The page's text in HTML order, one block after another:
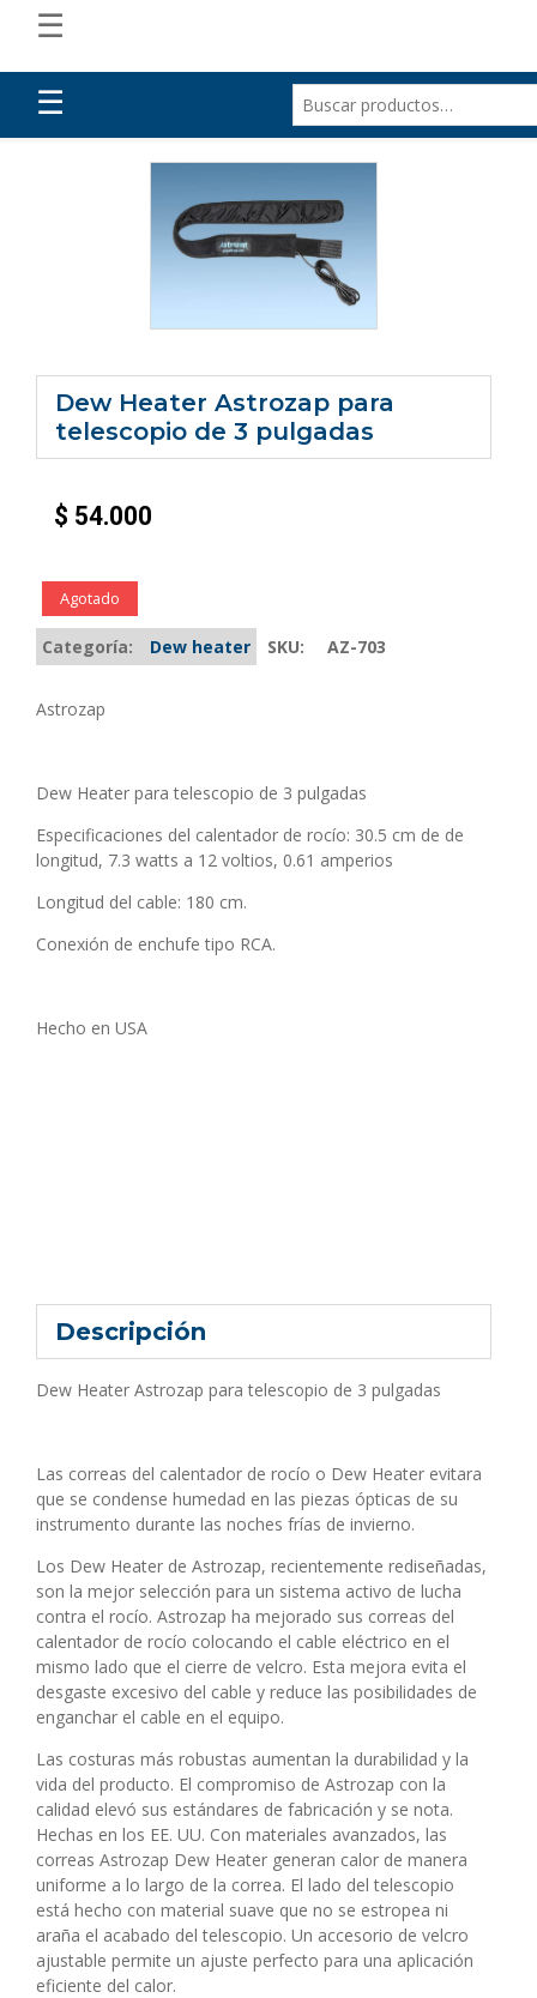
☰
☰
Dew Heater Astrozap para
telescopio de 3 pulgadas
$ 54.000
Agotado
Categoría: Dew heater SKU: AZ-703
Astrozap
Dew Heater para telescopio de 3 pulgadas
Especificaciones del calentador de rocío: 30.5 cm de de
longitud, 7.3 watts a 12 voltios, 0.61 amperios
Longitud del cable: 180 cm.
Conexión de enchufe tipo RCA.
Hecho en USA
Descripción
Dew Heater Astrozap para telescopio de 3 pulgadas
Las correas del calentador de rocío o Dew Heater evitara
que se condense humedad en las piezas ópticas de su
instrumento durante las noches frías de invierno.
Los Dew Heater de Astrozap, recientemente rediseñadas,
son la mejor selección para un sistema activo de lucha
contra el rocío. Astrozap ha mejorado sus correas del
calentador de rocío colocando el cable eléctrico en el
mismo lado que el cierre de velcro. Esta mejora evita el
desgaste excesivo del cable y reduce las posibilidades de
enganchar el cable en el equipo.
Las costuras más robustas aumentan la durabilidad y la
vida del producto. El compromiso de Astrozap con la
calidad elevó sus estándares de fabricación y se nota.
Hechas en los EE. UU. Con materiales avanzados, las
correas Astrozap Dew Heater generan calor de manera
uniforme a lo largo de la correa. El lado del telescopio
está hecho con material suave que no se estropea ni
araña el acabado del telescopio. Un accesorio de velcro
ajustable permite un ajuste perfecto para una aplicación
eficiente del calor.